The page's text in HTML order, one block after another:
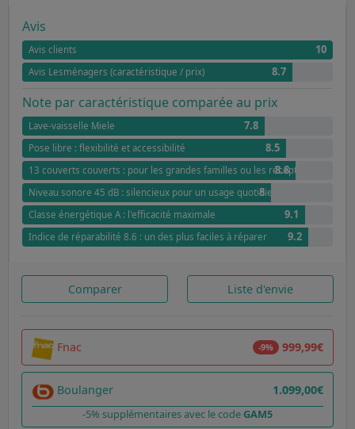
Avis
Avis clients 10
Avis Lesménagers (caractéristique / prix) 8.7
Note par caractéristique comparée au prix
Lave-vaisselle Miele 7.8
Pose libre : flexibilité et accessibilité 8.5
13 couverts couverts : pour les grandes familles ou les réceptions
8.8
Niveau sonore 45 dB : silencieux pour un usage quotidien
8
Classe énergétique A : l'efficacité maximale 9.1
Indice de réparabilité 8.6 : un des plus faciles à réparer 9.2
Comparer Liste d'envie
Fnac -9% 999,99€
Boulanger 1.099,00€
-5% supplémentaires avec le codeGAM5